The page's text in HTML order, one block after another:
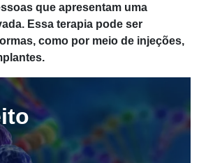
que apresentam uma
Essa terapia pode ser
como por meio de injeções,